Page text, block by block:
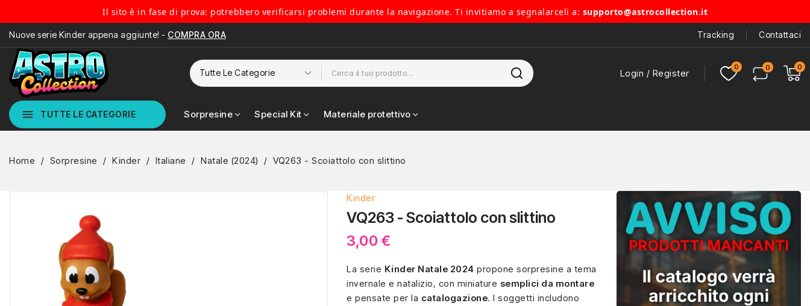
Il sito è in fase di prova: potrebbero verificarsi problemi durante la navigazione. Ti invitiamo a segnalarceli a: supporto@astrocollection.it
Nuove serie Kinder appena aggiunte! - COMPRA ORA Tracking Contattaci
Login / Register
menu TUTTE LE CATEGORIE Sorpresine Special Kit Materiale protettivo
Home Sorpresine Kinder Italiane Natale (2024) VQ263 - Scoiattolo con slittino
Kinder
VQ263 - Scoiattolo con slittino
3,00 €
La serie Kinder Natale 2024 propone sorpresine a tema
invernale e natalizio, con miniature semplici da montare
e pensate per la catalogazione. I soggetti includono